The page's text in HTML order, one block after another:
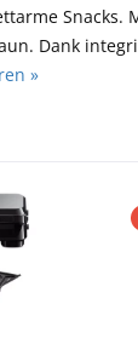
Snacks.
Dank
»